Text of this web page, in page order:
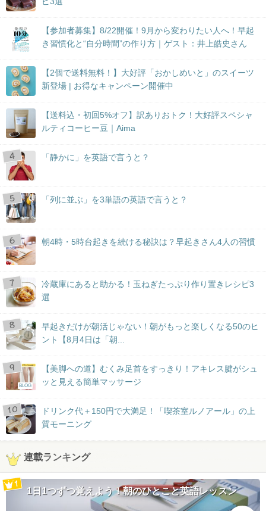
【参加者募集】8/22開催！9月から変わりたい人へ！早起
き習慣化と“自分時間”の作り方｜ゲスト：井上皓史さん
【2個で送料無料！】大好評「おかしめいと」のスイーツ
新登場 | お得なキャンペーン開催中
【送料込・初回5%オフ】訳ありおトク！大好評スペシャ
ルティコーヒー豆｜Aima
「静かに」を英語で言うと？
「列に並ぶ」を3単語の英語で言うと？
朝4時・5時台起きを続ける秘訣は？早起きさん4人の習慣
冷蔵庫にあると助かる！玉ねぎたっぷり作り置きレシピ3
選
早起きだけが朝活じゃない！朝がもっと楽しくなる50のヒ
ント【8月4日は「朝...
BLOG
【美脚への道】むくみ足首をすっきり！アキレス腱がシュ
ッと見える簡単マッサージ
ドリンク代＋150円で大満足！「喫茶室ルノアール」の上
質モーニング
連載ランキング
1日1つずつ覚えよう！朝のひとこと英語レッスン